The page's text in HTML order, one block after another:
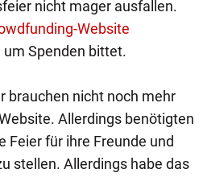
nicht mager ausfallen.
Website
Spenden bittet.
brauchen nicht noch mehr
Allerdings benötigten
Feier für ihre Freunde und
stellen. Allerdings habe das